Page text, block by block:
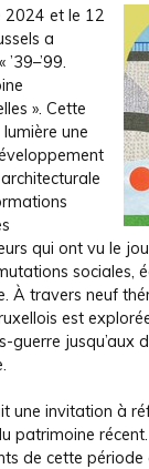
2024 et le 12
a
». Cette
une
qui ont vu le
sociales,
À travers neuf
est
guerre jusqu’aux
une invitation à
patrimoine
de cette période